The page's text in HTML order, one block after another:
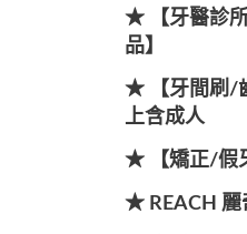
★ 【牙醫診
品】
★ 【牙間刷/
上含成人
★ 【矯正/假
★ REACH 麗